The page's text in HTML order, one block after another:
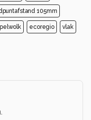
105mm
ecoregio vlak